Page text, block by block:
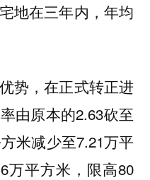
地在三年内，年均
势，在正式转正进
由原本的2.63砍至
米减少至7.21万平
万平方米，限高80